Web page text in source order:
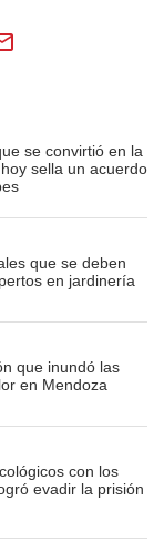
se convirtió en la
sella un acuerdo
que se deben
en jardinería
que inundó las
en Mendoza
con los
evadir la prisión